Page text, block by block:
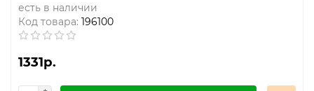
есть в наличии
Код товара: 196100
1331р.